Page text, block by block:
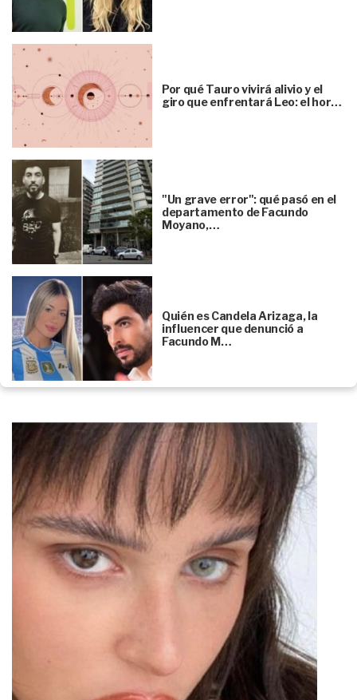
Por qué Tauro vivirá alivio y el
giro que enfrentará Leo: el hor…
"Un grave error": qué pasó en el
departamento de Facundo
Moyano,…
Quién es Candela Arizaga, la
influencer que denunció a
Facundo M…